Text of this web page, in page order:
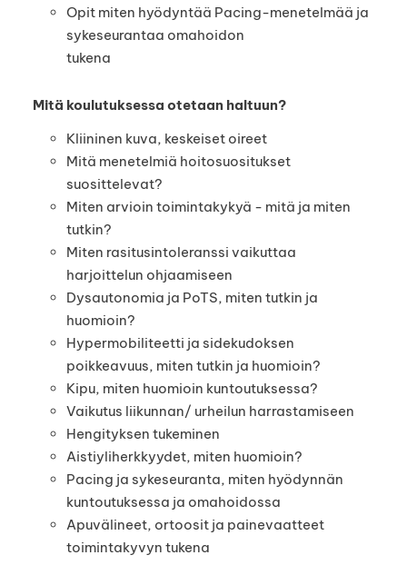
Opit miten hyödyntää Pacing-menetelmää ja
sykeseurantaa omahoidon
tukena
Mitä koulutuksessa otetaan haltuun?
Kliininen kuva, keskeiset oireet
Mitä menetelmiä hoitosuositukset
suosittelevat?
Miten arvioin toimintakykyä - mitä ja miten
tutkin?
Miten rasitusintoleranssi vaikuttaa
harjoittelun ohjaamiseen
Dysautonomia ja PoTS, miten tutkin ja
huomioin?
Hypermobiliteetti ja sidekudoksen
poikkeavuus, miten tutkin ja huomioin?
Kipu, miten huomioin kuntoutuksessa?
Vaikutus liikunnan/ urheilun harrastamiseen
Hengityksen tukeminen
Aistiyliherkkyydet, miten huomioin?
Pacing ja sykeseuranta, miten hyödynnän
kuntoutuksessa ja omahoidossa
Apuvälineet, ortoosit ja painevaatteet
toimintakyvyn tukena